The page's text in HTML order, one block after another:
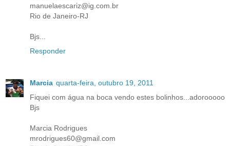
manuelaescariz@ig.com.br
Rio de Janeiro-RJ
Bjs...
Responder
Marcia quarta-feira, outubro 19, 2011
Fiquei com água na boca vendo estes bolinhos...adorooooo
Bjs
Marcia Rodrigues
mrodrigues60@gmail.com